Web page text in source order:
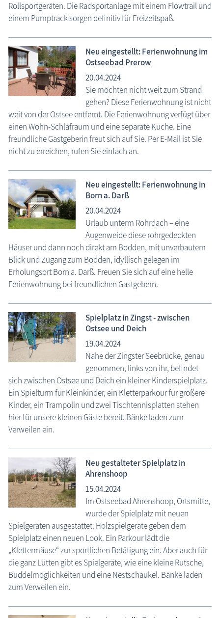
Rollsportgeräten. Die Radsportanlage mit einem Flowtrail und
einem Pumptrack sorgen definitiv für Freizeitspaß.
Neu eingestellt: Ferienwohnung im
Ostseebad Prerow
20.04.2024
Sie möchten nicht weit zum Strand
gehen? Diese Ferienwohnung ist nicht
weit von der Ostsee entfernt. Die Ferienwohnung verfügt über
einen Wohn-Schlafraum und eine separate Küche. Eine
freundliche Gastgeberin freut sich auf Sie. Per E-Mail ist Sie
nicht zu erreichen, rufen Sie einfach an.
Neu eingestellt: Ferienwohnung in
Born a. Darß
20.04.2024
Urlaub unterm Rohrdach – eine
Augenweide diese rohrgedeckten
Häuser und dann noch direkt am Bodden, mit unverbautem
Blick und Zugang zum Bodden, idyllisch gelegen im
Erholungsort Born a. Darß. Freuen Sie sich auf eine helle
Ferienwohnung bei freundlichen Gastgebern.
Spielplatz in Zingst - zwischen
Ostsee und Deich
19.04.2024
Nahe der Zingster Seebrücke, genau
genommen, links von ihr, befindet
sich zwischen Ostsee und Deich ein kleiner Kinderspielplatz.
Ein Spielturm für Kleinkinder, ein Kletterparkour für größere
Kinder, ein Trampolin und zwei Tischtennisplatten stehen
hier für unsere kleinen Gäste bereit. Bänke laden zum
Verweilen ein.
Neu gestalteter Spielplatz in
Ahrenshoop
15.04.2024
Im Ostseebad Ahrenshoop, Ortsmitte,
wurde der Spielplatz mit neuen
Spielgeräten ausgestattet. Holzspielgeräte geben dem
Spielplatz einen neuen Look. Ein Parkour lädt die
„Klettermäuse“ zur sportlichen Betätigung ein. Aber auch für
die ganz Lütten gibt es Spielgeräte, wie eine kleine Rutsche,
Buddelmöglichkeiten und eine Nestschaukel. Bänke laden
zum Verweilen ein.